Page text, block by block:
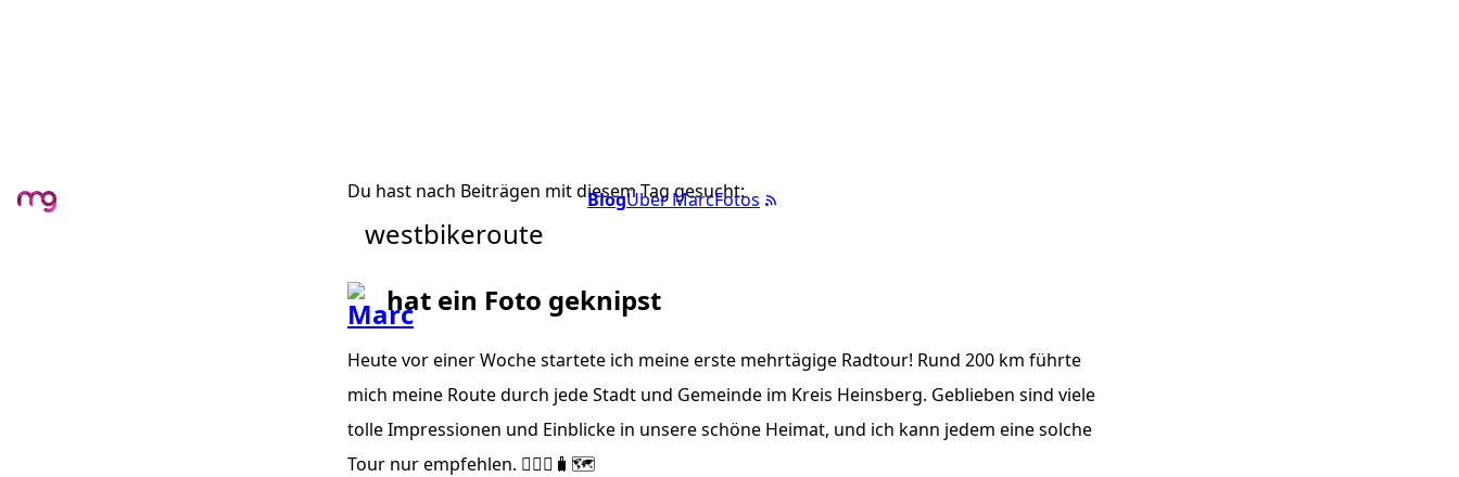
BlogÜber MarcFotos
Du hast nach Beiträgen mit diesem Tag gesucht:
westbikeroute
hat ein Foto geknipst
Heute vor einer Woche startete ich meine erste mehrtägige Radtour! Rund 200 km führte
mich meine Route durch jede Stadt und Gemeinde im Kreis Heinsberg. Geblieben sind viele
tolle Impressionen und Einblicke in unsere schöne Heimat, und ich kann jedem eine solche
Tour nur empfehlen. 🚴🏼‍♂️🧳🗺